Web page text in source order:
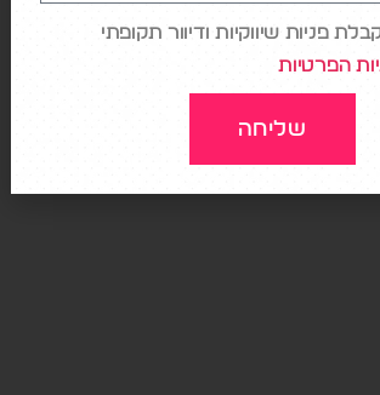
פניות שיווקיות ודיוור תקופתי
הפרטיות
שליחה